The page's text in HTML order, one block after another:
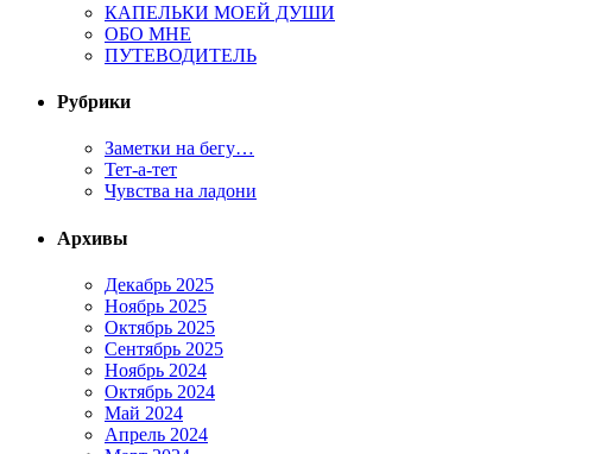
КАПЕЛЬКИ МОЕЙ ДУШИ
ОБО МНЕ
ПУТЕВОДИТЕЛЬ
Рубрики
Заметки на бегу…
Тет-а-тет
Чувства на ладони
Архивы
Декабрь 2025
Ноябрь 2025
Октябрь 2025
Сентябрь 2025
Ноябрь 2024
Октябрь 2024
Май 2024
Апрель 2024